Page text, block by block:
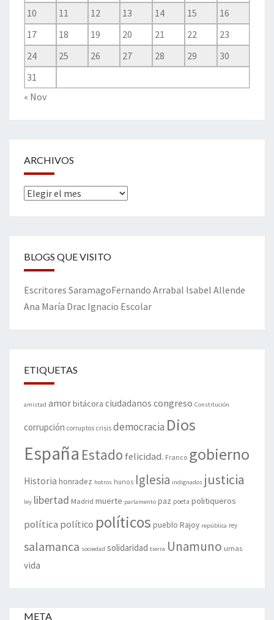
10
11 12 13 14 15
16
17
18 19 20 21 22
23
24
25 26 27 28 29
30
31
« Nov
ARCHIVOS
Archivos
BLOGS QUE VISITO
Escritores SaramagoFernando Arrabal Isabel Allende
Ana María Drac Ignacio Escolar
ETIQUETAS
amistad amorbitácora ciudadanos congreso Constitución
corrupción corruptos crisis democracia Dios
España Estado felicidad. Franco gobierno
Historia honradez hotros hunos Iglesia indignados justicia
ley libertad Madrid muerte parlamento paz poeta politiqueros
política político políticos pueblo Rajoy república rey
salamanca sociedad solidaridad tierra Unamuno urnas
vida
META